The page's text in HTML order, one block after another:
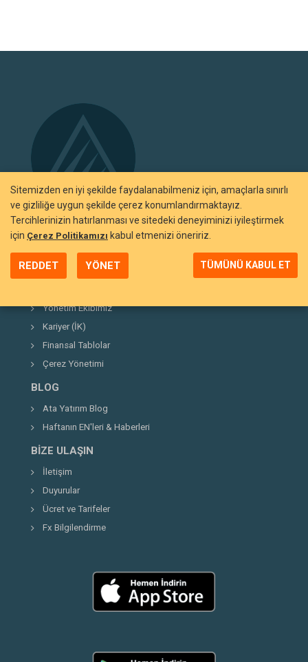
BIZI TANIYIN
Neden Ata Yatırım?
Şirket Hakkında
Yönetim Ekibimiz
Kariyer (İK)
Finansal Tablolar
Çerez Yönetimi
BLOG
Ata Yatırım Blog
Haftanın EN'leri & Haberleri
BIZE ULAŞIN
İletişim
Duyurular
Ücret ve Tarifeler
Fx Bilgilendirme
Sitemizden en iyi şekilde faydalanabilmeniz için, amaçlarla sınırlı
ve gizliliğe uygun şekilde çerez konumlandırmaktayız.
Tercihlerinizin hatırlanması ve sitedeki deneyiminizi iyileştirmek
için Çerez Politikamızı kabul etmenizi öneririz.
REDDET YÖNET TÜMÜNÜ KABUL ET